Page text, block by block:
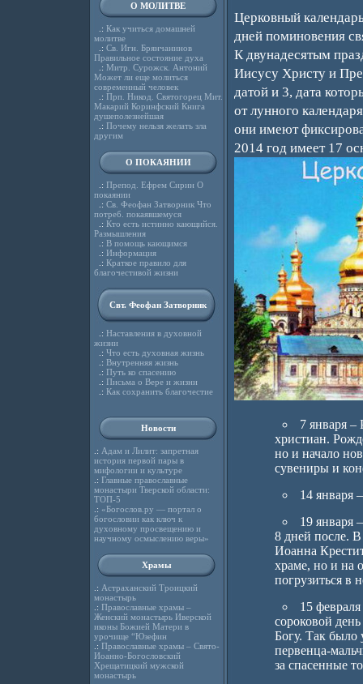
О МОЛИТВЕ
.: Как учиться домашней
молитве
.: Св. Игн. Брянчанинов
Правильное состояние духа
.: Митр. Сурожск. Антоний
Может ли еще молиться
современный человек
.: Прп. Никод. Святогорец Мит.
Макарий Коринфский Книга
душеполезнейшая
.: Почему нельзя желать зла
другим
О ПОКАЯНИИ
.: Препод. Ефрем Сирин О
покаянии
.: Св. Феофан Затворник Что
потреб. покаявшемуся
.: Кто есть истинно кающийся.
Размышления
.: В помощь кающимся
.: Информация
.: Краткое правило для
благочестивой жизни
Свт. Феофан Затворник
.: Наставления в духовной
жизни
.: Что есть духовная жизнь
.: Внутренняя жизнь
.: Путь ко спасению
.: Письма о Вере и жизни
.: Как сохранить благочестие
Новости
.: Адам и Лилит: запретная
история первой пары в
мифологии и культуре
.: Главные православные
монастыри Тверской области:
ТОП-5
.: «Богослов.ру — портал о
богословии как ключ к
духовному просвещению и
научному осмыслению веры»
Храмы
.: Астраханский Троицкий
монастырь
.: Православные храмы –
Женский монастырь Иверской
иконы Божией Матери в
урочище “Юзефин
.: Православные храмы – Свято-
Иоанно-Богословский
Хрещатицкий мужской
монастырь
Церковный
дней поминовения
К двунадесятым
Иисусу Христу и
датой и 3, дата
от лунного
они имеют
2014 год имеет 17
7 января
христиан.
но и начало
сувениры и
14 января
19 января
8 дней после. В
Иоанна
храме, но и на
погрузиться в
15
сороковой
Богу. Так было
первенца-
за спасенные